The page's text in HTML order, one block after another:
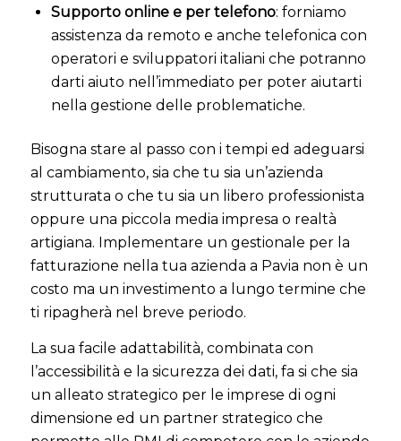
Supporto online e per telefono: forniamo
assistenza da remoto e anche telefonica con
operatori e sviluppatori italiani che potranno
darti aiuto nell’immediato per poter aiutarti
nella gestione delle problematiche.
Bisogna stare al passo con i tempi ed adeguarsi
al cambiamento, sia che tu sia un’azienda
strutturata o che tu sia un libero professionista
oppure una piccola media impresa o realtà
artigiana. Implementare un gestionale per la
fatturazione nella tua azienda a Pavia non è un
costo ma un investimento a lungo termine che
ti ripagherà nel breve periodo.
La sua facile adattabilità, combinata con
l’accessibilità e la sicurezza dei dati, fa si che sia
un alleato strategico per le imprese di ogni
dimensione ed un partner strategico che